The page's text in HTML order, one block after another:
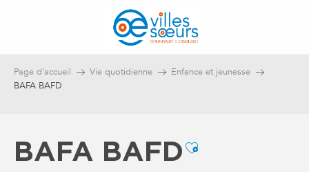
Page d’accueil Vie quotidienne
Enfance et jeunesse
BAFA BAFD
BAFA BAFDAjouter aux